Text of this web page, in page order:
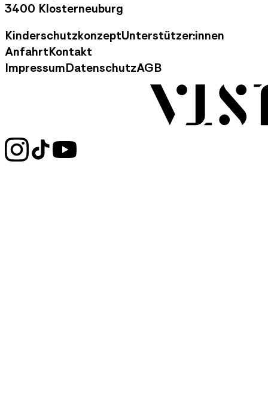
3400 Klosterneuburg
Footer Navigation
KinderschutzkonzeptUnterstützer:innen
Kontaktinformationen
AnfahrtKontakt
Rechtliche Informationen
ImpressumDatenschutzAGB
Social Media Links